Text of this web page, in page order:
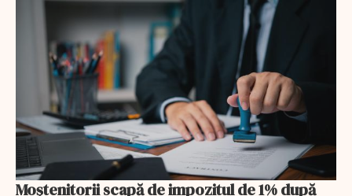
Moștenitorii scapă de impozitul de 1% după